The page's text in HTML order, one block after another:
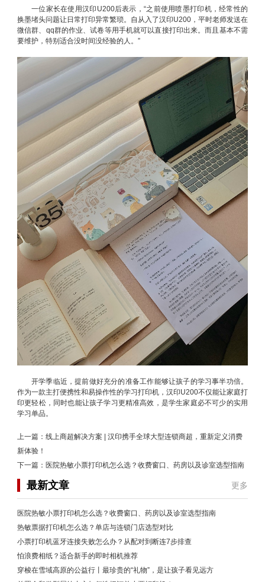
一位家长在使用汉印U200后表示，“之前使用喷墨打印机，经常性的
换墨堵头问题让日常打印异常繁琐。自从入了汉印U200，平时老师发送在
微信群、qq群的作业、试卷等用手机就可以直接打印出来。而且基本不需
要维护，特别适合没时间没经验的人。”
开学季临近，提前做好充分的准备工作能够让孩子的学习事半功倍。
作为一款主打便携性和易操作性的学习打印机，汉印U200不仅能让家庭打
印更轻松，同时也能让孩子学习更精准高效，是学生家庭必不可少的实用
学习单品。
上一篇： 线上商超解决方案 | 汉印携手全球大型连锁商超，重新定义消费
新体验！
下一篇： 医院热敏小票打印机怎么选？收费窗口、药房以及诊室选型指南
最新文章 更多
医院热敏小票打印机怎么选？收费窗口、药房以及诊室选型指南
热敏票据打印机怎么选？单店与连锁门店选型对比
小票打印机蓝牙连接失败怎么办？从配对到断连7步排查
怕浪费相纸？适合新手的即时相机推荐
穿梭在雪域高原的公益行丨最珍贵的“礼物”，是让孩子看见远方